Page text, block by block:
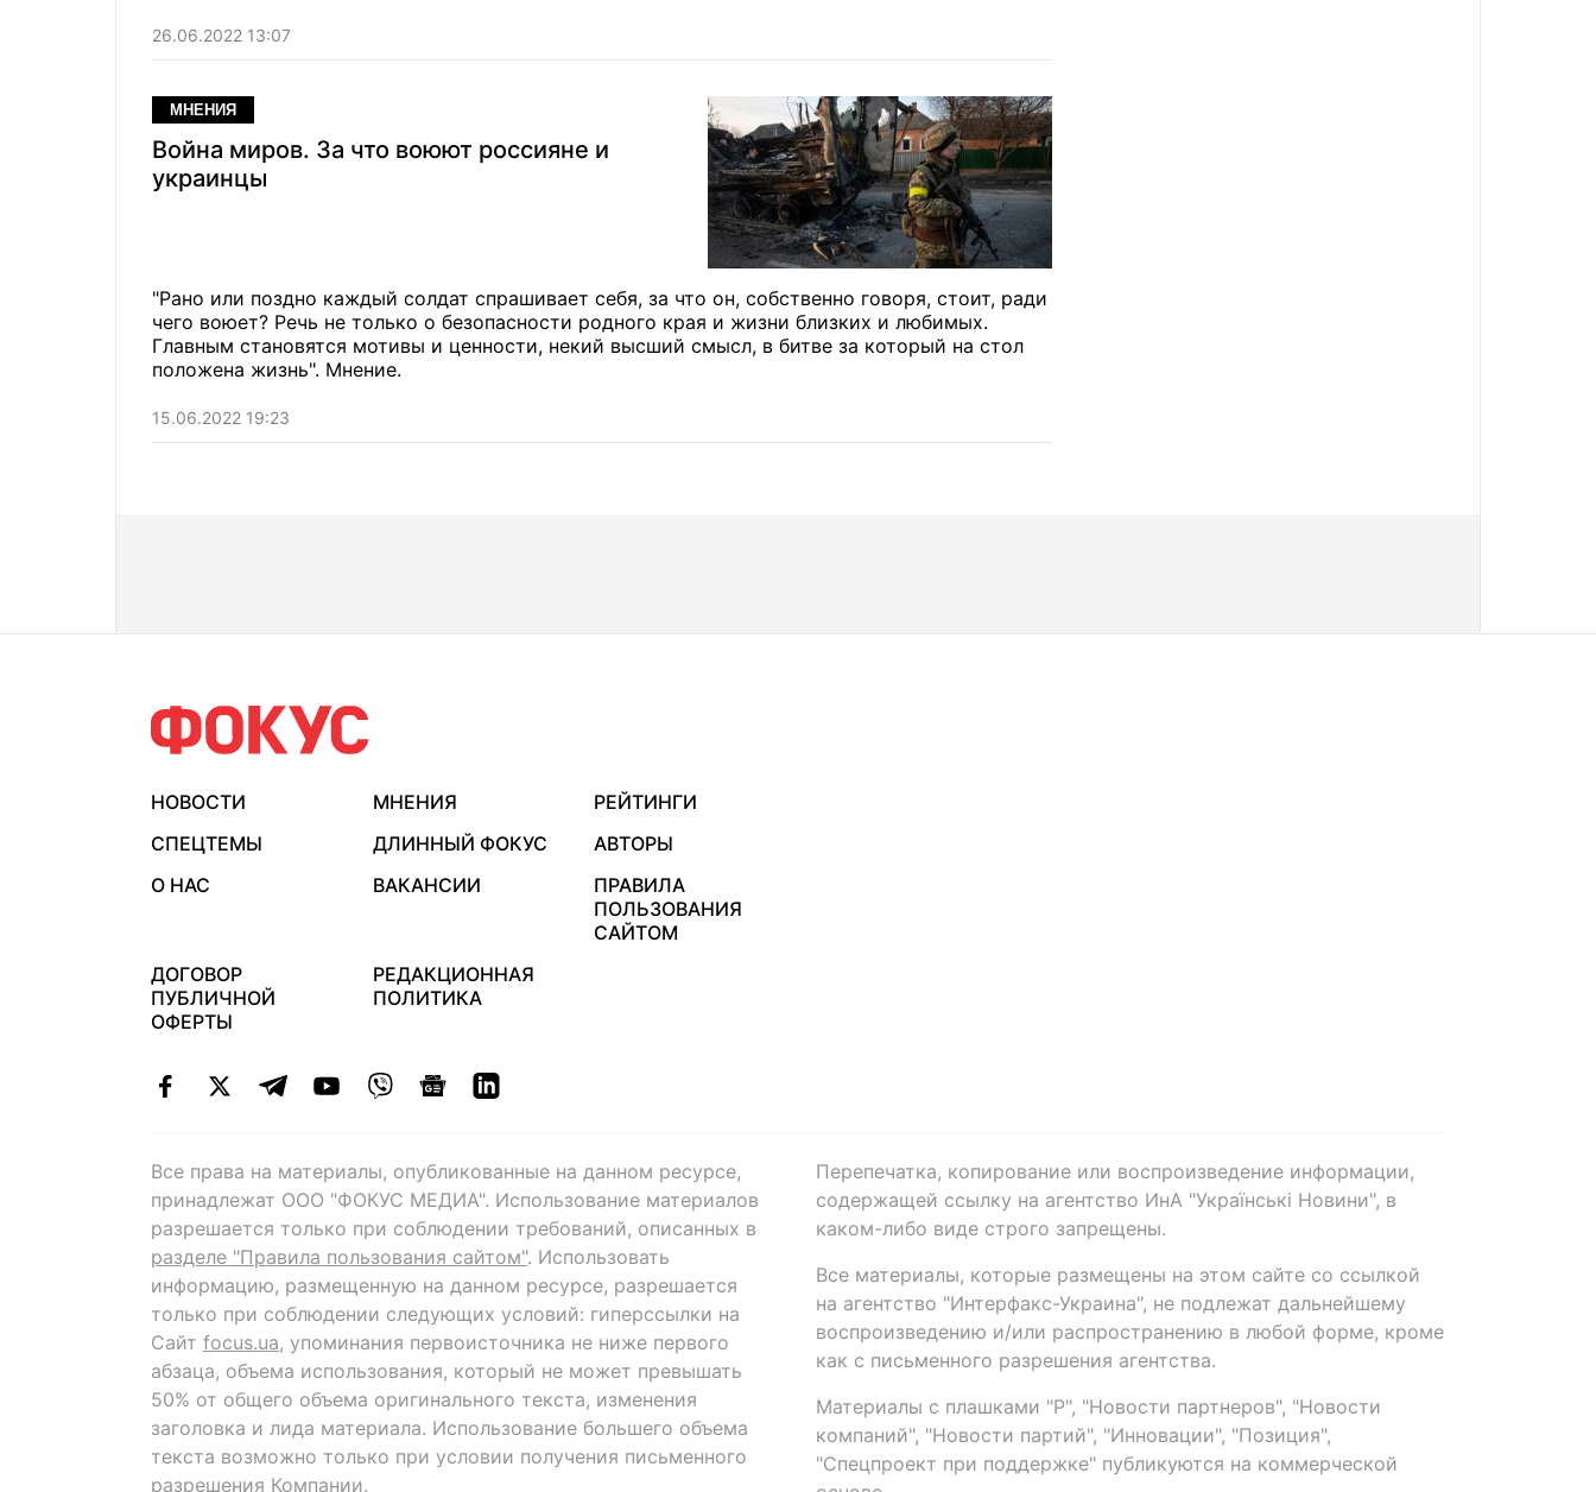
26.06.2022 13:07
МНЕНИЯ
Война миров. За что воюют россияне и
украинцы
"Рано или поздно каждый солдат спрашивает себя, за что он, собственно говоря, стоит, ради
чего воюет? Речь не только о безопасности родного края и жизни близких и любимых.
Главным становятся мотивы и ценности, некий высший смысл, в битве за который на стол
положена жизнь". Мнение.
15.06.2022 19:23
НОВОСТИ МНЕНИЯ
РЕЙТИНГИ
СПЕЦТЕМЫ
ДЛИННЫЙ ФОКУС
АВТОРЫ
О НАС
ВАКАНСИИ
ПРАВИЛА
ПОЛЬЗОВАНИЯ
САЙТОМ
ДОГОВОР
ПУБЛИЧНОЙ
ОФЕРТЫ
РЕДАКЦИОННАЯ
ПОЛИТИКА
Все права на материалы, опубликованные на данном ресурсе,
принадлежат ООО "ФОКУС МЕДИА". Использование материалов
разрешается только при соблюдении требований, описанных в
разделе "Правила пользования сайтом". Использовать
информацию, размещенную на данном ресурсе, разрешается
только при соблюдении следующих условий: гиперссылки на
Сайт focus.ua, упоминания первоисточника не ниже первого
абзаца, объема использования, который не может превышать
50% от общего объема оригинального текста, изменения
заголовка и лида материала. Использование большего объема
текста возможно только при условии получения письменного
разрешения Компании.
Перепечатка, копирование или воспроизведение информации,
содержащей ссылку на агентство ИнА "Українські Новини", в
каком-либо виде строго запрещены.
Все материалы, которые размещены на этом сайте со ссылкой
на агентство "Интерфакс-Украина", не подлежат дальнейшему
воспроизведению и/или распространению в любой форме, кроме
как с письменного разрешения агентства.
Материалы с плашками "Р", "Новости партнеров", "Новости
компаний", "Новости партий", "Инновации", "Позиция",
"Спецпроект при поддержке" публикуются на коммерческой